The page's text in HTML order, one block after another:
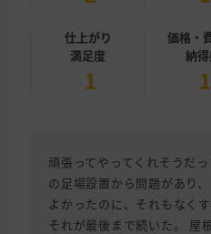
仕上がり
満足度
1
価格・
納
1
頑張ってやってくれそうだ
の足場設置から問題があり
よかったのに、それもなく
それが最後まで続いた。 屋